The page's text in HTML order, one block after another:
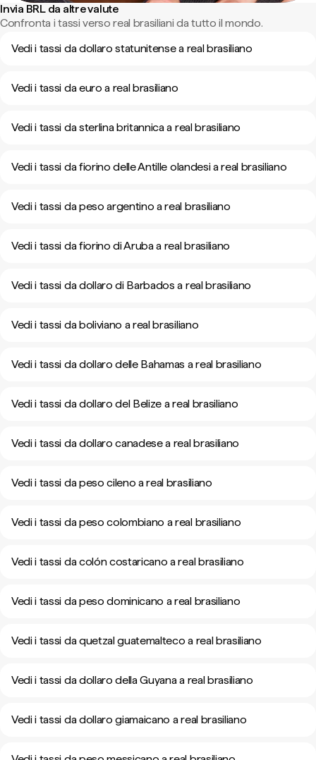
Invia BRL da altre valute
Confronta i tassi verso real brasiliani da tutto il mondo.
Vedi i tassi da dollaro statunitense a real brasiliano
Vedi i tassi da euro a real brasiliano
Vedi i tassi da sterlina britannica a real brasiliano
Vedi i tassi da fiorino delle Antille olandesi a real brasiliano
Vedi i tassi da peso argentino a real brasiliano
Vedi i tassi da fiorino di Aruba a real brasiliano
Vedi i tassi da dollaro di Barbados a real brasiliano
Vedi i tassi da boliviano a real brasiliano
Vedi i tassi da dollaro delle Bahamas a real brasiliano
Vedi i tassi da dollaro del Belize a real brasiliano
Vedi i tassi da dollaro canadese a real brasiliano
Vedi i tassi da peso cileno a real brasiliano
Vedi i tassi da peso colombiano a real brasiliano
Vedi i tassi da colón costaricano a real brasiliano
Vedi i tassi da peso dominicano a real brasiliano
Vedi i tassi da quetzal guatemalteco a real brasiliano
Vedi i tassi da dollaro della Guyana a real brasiliano
Vedi i tassi da dollaro giamaicano a real brasiliano